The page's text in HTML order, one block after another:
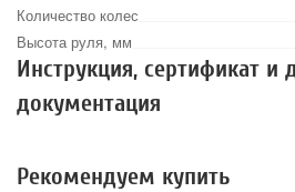
Количество колес
Высота руля, мм
Инструкция, сертификат и
документация
Рекомендуем купить